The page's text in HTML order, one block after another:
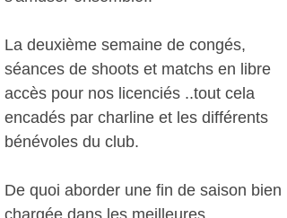
La deuxième semaine de congés,
séances de shoots et matchs en libre
accès pour nos licenciés ..tout cela
encadés par charline et les différents
bénévoles du club.
De quoi aborder une fin de saison bien
chargée dans les meilleures